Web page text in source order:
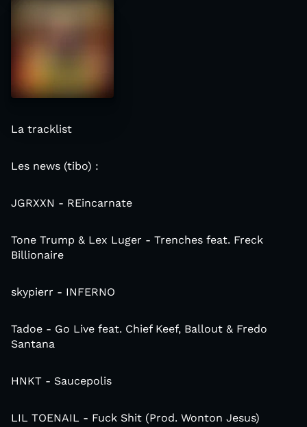
La tracklist
Les news (tibo) :
JGRXXN - REincarnate
Tone Trump & Lex Luger - Trenches feat. Freck
Billionaire
skypierr - INFERNO
Tadoe - Go Live feat. Chief Keef, Ballout & Fredo
Santana
HNKT - Saucepolis
LIL TOENAIL - Fuck Shit (Prod. Wonton Jesus)